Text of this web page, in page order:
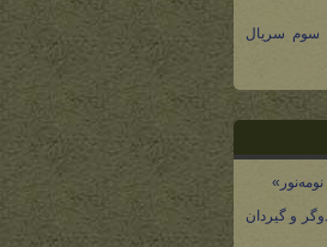
سوم سریال
و گیردان